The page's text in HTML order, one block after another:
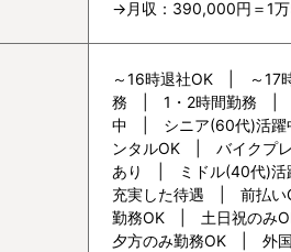
→月収：390,000円＝1
～16時退社OK | ～
務 | 1・2時間勤務 |
中 | シニア(60代)活
ンタルOK | バイクプ
あり | ミドル(40代)
充実した待遇 | 前払
勤務OK | 土日祝の
夕方のみ勤務OK | 外